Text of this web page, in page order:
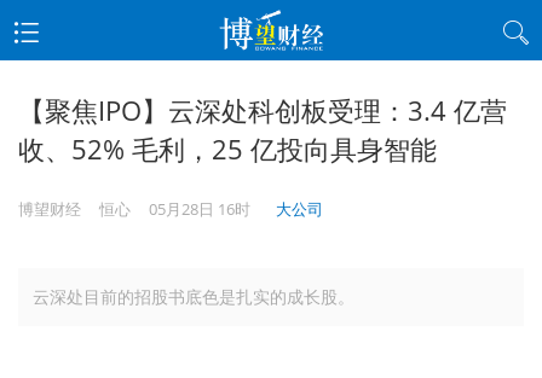
【聚焦IPO】云深处科创板受理：3.4 亿营
收、52% 毛利，25 亿投向具身智能
博望财经 恒心 05月28日 16时 大公司
云深处目前的招股书底色是扎实的成长股。